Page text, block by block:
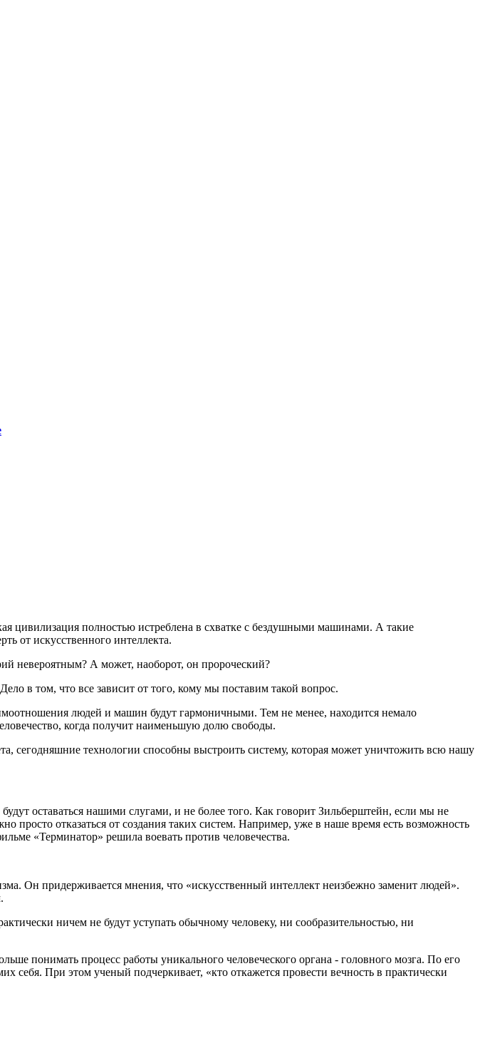
цивилизация полностью истреблена в схватке с бездушными машинами. А такие
от искусственного интеллекта.
невероятным? А может, наоборот, он пророческий?
в том, что все зависит от того, кому мы поставим такой вопрос.
людей и машин будут гармоничными. Тем не менее, находится немало
когда получит наименьшую долю свободы.
сегодняшние технологии способны выстроить систему, которая может уничтожить всю нашу
оставаться нашими слугами, и не более того. Как говорит Зильберштейн, если мы не
отказаться от создания таких систем. Например, уже в наше время есть возможность
«Терминатор» решила воевать против человечества.
Он придерживается мнения, что «искусственный интеллект неизбежно заменит людей».
ничем не будут уступать обычному человеку, ни сообразительностью, ни
понимать процесс работы уникального человеческого органа - головного мозга. По его
себя. При этом ученый подчеркивает, «кто откажется провести вечность в практически